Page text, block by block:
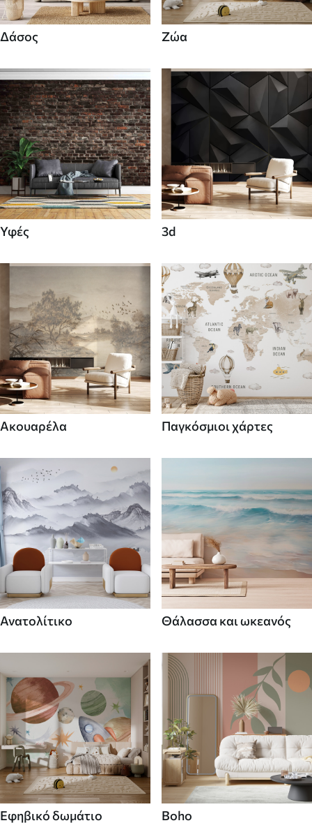
Δάσος Ζώα
Υφές 3d
Ακουαρέλα Παγκόσμιοι χάρτες
Ανατολίτικο Θάλασσα και ωκεανός
Εφηβικό δωμάτιο Boho